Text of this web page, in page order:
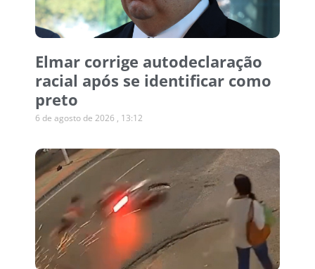
Elmar corrige autodeclaração
racial após se identificar como
preto
6 de agosto de 2026 13:12